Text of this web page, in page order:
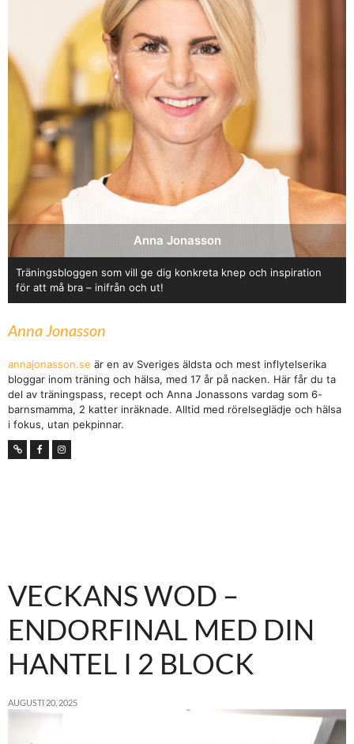
Anna Jonasson
Träningsbloggen som vill ge dig konkreta knep och inspiration
för att må bra – inifrån och ut!
Anna Jonasson
annajonasson.se är en av Sveriges äldsta och mest inflytelserika
bloggar inom träning och hälsa, med 17 år på nacken. Här får du ta
del av träningspass, recept och Anna Jonassons vardag som 6-
barnsmamma, 2 katter inräknade. Alltid med rörelseglädje och hälsa
i fokus, utan pekpinnar.
VECKANS WOD –
ENDORFINAL MED DIN
HANTEL I 2 BLOCK
AUGUSTI 20, 2025